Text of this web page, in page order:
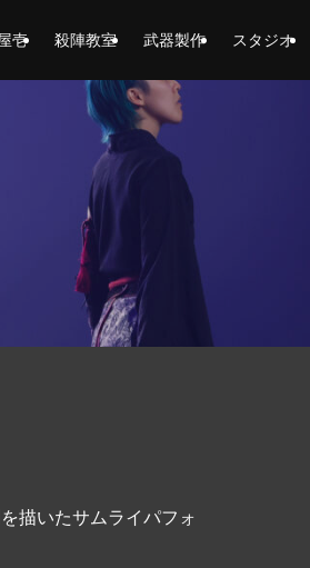
壱 殺陣教室 武器製作 スタジオ
描いたサムライパフォ